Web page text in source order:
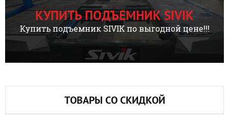
КУПИТЬ ПОДЪЕМНИК SIVIK
Купить подъемник SIVIK по выгодной цене!!!
ТОВАРЫ СО СКИДКОЙ